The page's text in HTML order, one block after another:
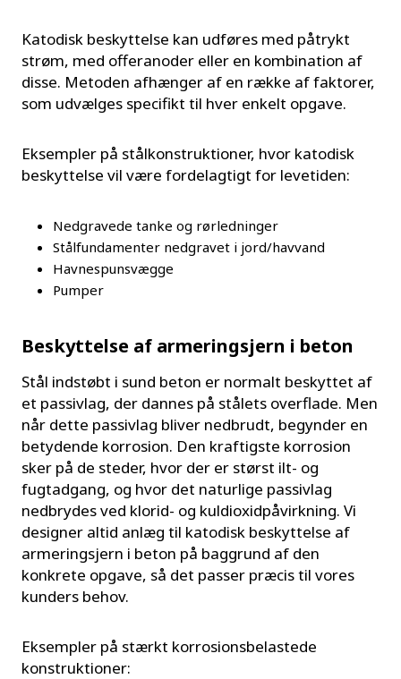
Katodisk beskyttelse kan udføres med påtrykt
strøm, med offeranoder eller en kombination af
disse. Metoden afhænger af en række af faktorer,
som udvælges specifikt til hver enkelt opgave.
Eksempler på stålkonstruktioner, hvor katodisk
beskyttelse vil være fordelagtigt for levetiden:
Nedgravede tanke og rørledninger
Stålfundamenter nedgravet i jord/havvand
Havnespunsvægge
Pumper
Beskyttelse af armeringsjern i beton
Stål indstøbt i sund beton er normalt beskyttet af
et passivlag, der dannes på stålets overflade. Men
når dette passivlag bliver nedbrudt, begynder en
betydende korrosion. Den kraftigste korrosion
sker på de steder, hvor der er størst ilt- og
fugtadgang, og hvor det naturlige passivlag
nedbrydes ved klorid- og kuldioxidpåvirkning. Vi
designer altid anlæg til katodisk beskyttelse af
armeringsjern i beton på baggrund af den
konkrete opgave, så det passer præcis til vores
kunders behov.
Eksempler på stærkt korrosionsbelastede
konstruktioner: